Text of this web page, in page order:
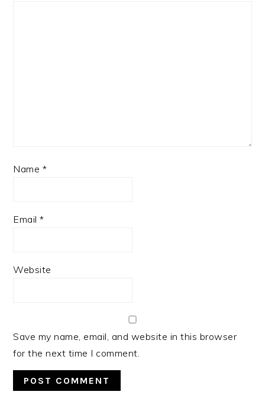
Name *
Email*
Website
Save my name, email, and website in this browser
for the next time I comment.